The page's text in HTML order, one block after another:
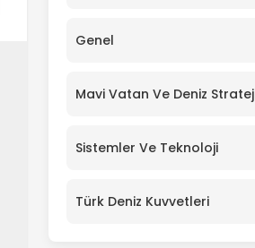
Genel
Mavi Vatan Ve Deniz
Sistemler Ve Teknoloji
Türk Deniz Kuvvetleri